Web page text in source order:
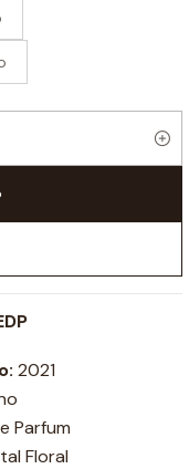
2021
Parfum
Floral